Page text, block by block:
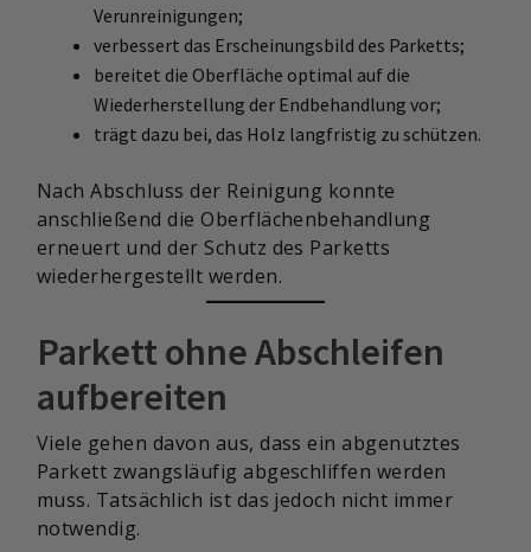
Verunreinigungen;
verbessert das Erscheinungsbild des Parketts;
bereitet die Oberfläche optimal auf die
Wiederherstellung der Endbehandlung vor;
trägt dazu bei, das Holz langfristig zu schützen.
Nach Abschluss der Reinigung konnte
anschließend die Oberflächenbehandlung
erneuert und der Schutz des Parketts
wiederhergestellt werden.
Parkett ohne Abschleifen
aufbereiten
Viele gehen davon aus, dass ein abgenutztes
Parkett zwangsläufig abgeschliffen werden
muss. Tatsächlich ist das jedoch nicht immer
notwendig.